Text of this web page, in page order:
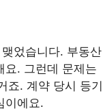
었습니다. 부동산
요. 그런데 문제는
죠. 계약 당시 등기
이에요.